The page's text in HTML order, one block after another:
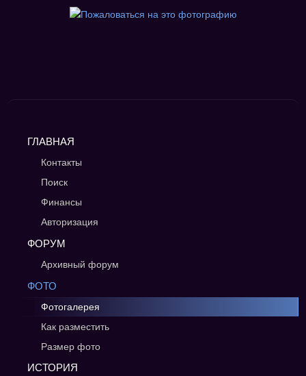
ГЛАВНАЯ
Контакты
Поиск
Финансы
Авторизация
ФОРУМ
Архивный форум
ФОТО
Фотогалерея
Как разместить
Размер фото
ИСТОРИЯ